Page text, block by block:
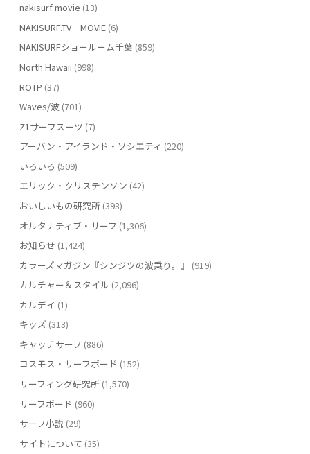
nakisurf movie (13)
NAKISURF.TV MOVIE(6)
NAKISURFショールーム千葉 (859)
North Hawaii (998)
ROTP (37)
Waves/波(701)
Z1サーフスーツ (7)
アーバン・アイランド・ソシエティ (220)
いろいろ (509)
エリック・クリステンソン (42)
おいしいもの研究所(393)
オルタナティブ・サーフ (1,306)
お知らせ (1,424)
カラーズマガジン『シンジツの波乗り。』
(919)
カルチャー＆スタイル (2,096)
カルデイ (1)
キッズ (313)
キャッチサーフ (886)
コスモス・サーフボード (152)
サーフィング研究所(1,570)
サーフボード (960)
サーフ小説 (29)
サイトについて (35)